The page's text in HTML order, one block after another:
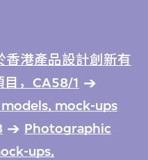
香港產品設計創新有
目，CA58/1
mock-ups
Photographic
ups,